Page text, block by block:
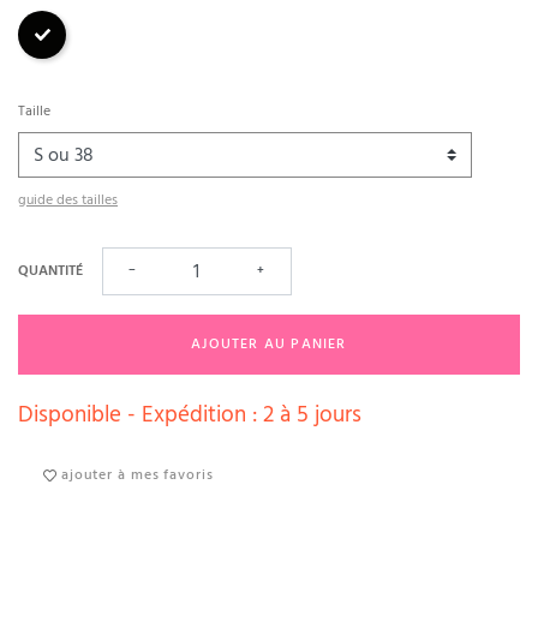
Noir
Taille
guide des tailles
QUANTITÉ − +
AJOUTER AU PANIER
Disponible - Expédition : 2 à 5 jours
ajouter à mes favoris